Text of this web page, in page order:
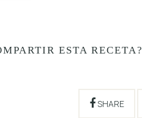
ESTA RECETA?
SHARE